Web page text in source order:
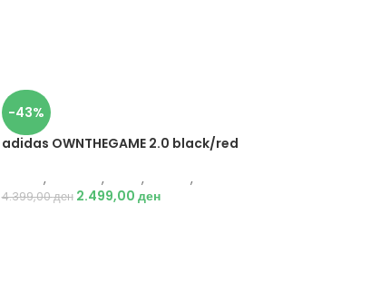
-43%
adidas OWNTHEGAME 2.0 black/red
, , , ,
4.399,00ден 2.499,00 ден